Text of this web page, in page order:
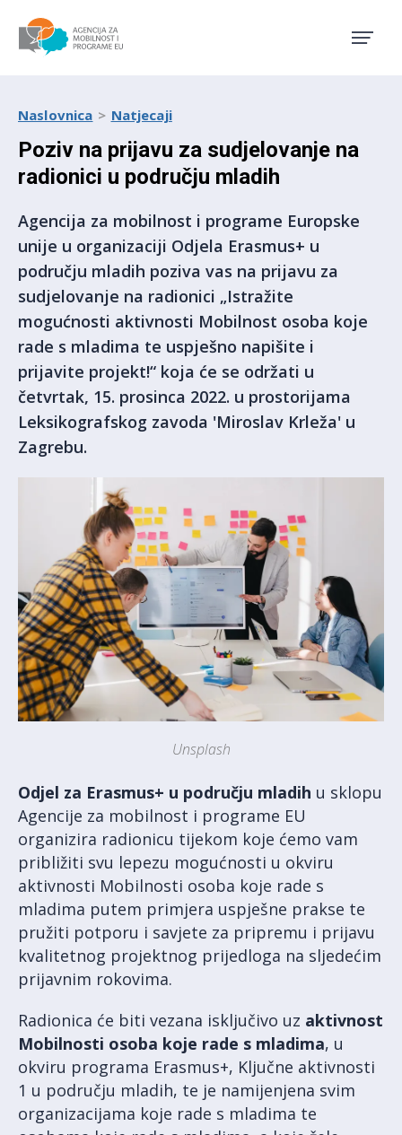
Naslovnica Natjecaji
Poziv na prijavu za sudjelovanje na
radionici u području mladih
Agencija za mobilnost i programe Europske
unije u organizaciji Odjela Erasmus+ u
području mladih poziva vas na prijavu za
sudjelovanje na radionici „Istražite
mogućnosti aktivnosti Mobilnost osoba koje
rade s mladima te uspješno napišite i
prijavite projekt!“ koja će se održati u
četvrtak, 15. prosinca 2022. u prostorijama
Leksikografskog zavoda 'Miroslav Krleža' u
Zagrebu.
Unsplash
Odjel za Erasmus+ u području mladih u sklopu
Agencije za mobilnost i programe EU
organizira radionicu tijekom koje ćemo vam
približiti svu lepezu mogućnosti u okviru
aktivnosti Mobilnosti osoba koje rade s
mladima putem primjera uspješne prakse te
pružiti potporu i savjete za pripremu i prijavu
kvalitetnog projektnog prijedloga na sljedećim
prijavnim rokovima.
Radionica će biti vezana isključivo uz aktivnost
Mobilnosti osoba koje rade s mladima, u
okviru programa Erasmus+, Ključne aktivnosti
1 u području mladih, te je namijenjena svim
organizacijama koje rade s mladima te